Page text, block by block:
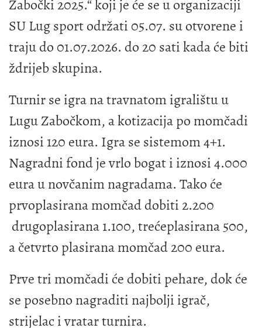
Zabočki 2025.“ koji je će se u organizaciji
SU Lug sport održati 05.07. su otvorene i
traju do 01.07.2026. do 20 sati kada će biti
ždrijeb skupina.
Turnir se igra na travnatom igralištu u
Lugu Zabočkom, a kotizacija po momčadi
iznosi 120 eura. Igra se sistemom 4+1.
Nagradni fond je vrlo bogat i iznosi 4.000
eura u novčanim nagradama. Tako će
prvoplasirana momčad dobiti 2.200
drugoplasirana 1.100, trećeplasirana 500,
a četvrto plasirana momčad 200 eura.
Prve tri momčadi će dobiti pehare, dok će
se posebno nagraditi najbolji igrač,
strijelac i vratar turnira.